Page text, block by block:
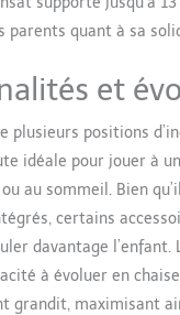
parents quant à sa
et
plusieurs positions
idéale pour jouer à
au sommeil. Bien
certains
davantage l’enfant.
à évoluer en
grandit, maximisant